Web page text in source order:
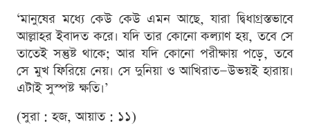
‘মানুষের মধ্যে কেউ কেউ এমন আছে, যারা দ্বিধাগ্রস্তভাবে
আল্লাহর ইবাদত করে। যদি তার কোনো কল্যাণ হয়, তবে সে
তাতেই সন্তুষ্ট থাকে; আর যদি কোনো পরীক্ষায় পড়ে, তবে
সে মুখ ফিরিয়ে নেয়। সে দুনিয়া ও আখিরাত—উভয়ই হারায়।
এটাই সুস্পষ্ট ক্ষতি।’
(সুরা : হজ, আয়াত : ১১)